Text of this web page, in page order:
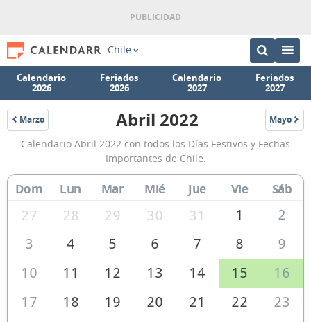
Chile
Calendario
2026
Feriados
2026
Calendario
2027
Feriados
2027
Marzo
2022
Calendario
Abril
2022
de
Chile
Abril 2022 Mayo
2022
Calendario Abril 2022 con todos los Días Festivos y Fechas
Importantes de Chile.
Dom Lun Mar Mié Jue Vie Sáb
27 28 29 30 31 1
2
3
4 5 6 7 8
9
10
11 12 13 14 15
16
17
18 19 20 21 22
23